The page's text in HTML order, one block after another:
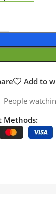
Add to
People
Methods: